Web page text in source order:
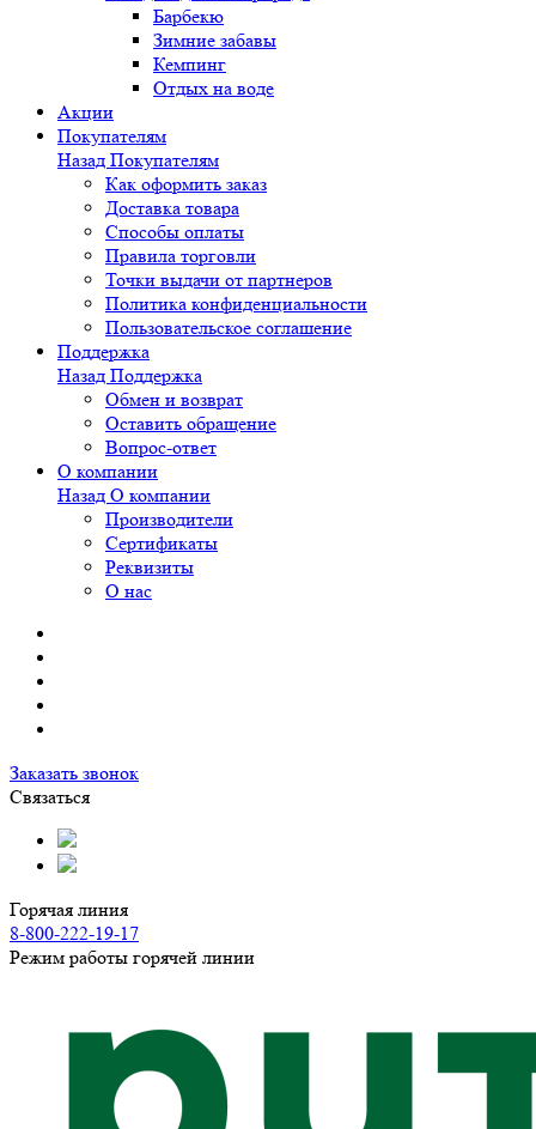
Барбекю
Зимние забавы
Кемпинг
Отдых на воде
Акции
Покупателям
Назад Покупателям
Как оформить заказ
Доставка товара
Способы оплаты
Правила торговли
Точки выдачи от партнеров
Политика конфиденциальности
Пользовательское соглашение
Поддержка
Назад Поддержка
Обмен и возврат
Оставить обращение
Вопрос-ответ
О компании
Назад О компании
Производители
Сертификаты
Реквизиты
О нас
Заказать звонок
Связаться
Горячая линия
8-800-222-19-17
Режим работы горячей линии